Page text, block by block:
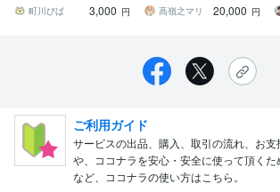
町川びば
3,000 円
します！
高嶺之マリ
20,000 円
ご利用ガイド
サービスの出品、購入、取引の流れ、お
や、ココナラを安心・安全に使って頂く
など、ココナラの使い方はこちら。